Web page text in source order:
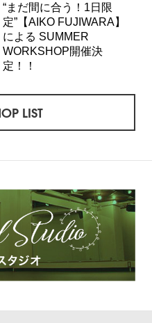
“まだ間に合う！1日限
定”【AIKO FUJIWARA】
による SUMMER
WORKSHOP開催決
定！！
LIST